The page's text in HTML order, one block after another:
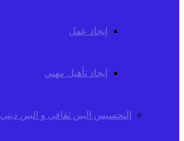
إيجاد عمل
إيجاد تأهيل مهني
التحسيس البين ثقافي و البين ديني